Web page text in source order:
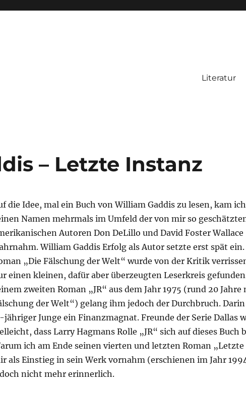
Literatur
– Letzte Instanz
die Idee, mal ein Buch von William Gaddis zu lesen, kam
Namen mehrmals im Umfeld der von mir so
Autoren Don DeLillo und David Foster Wallace
William Gaddis Erfolg als Autor setzte erst spät
„Die Fälschung der Welt“ wurde von der Kritik
einen kleinen, dafür aber überzeugten Leserkreis
zweiten Roman „JR“ aus dem Jahr 1975 (rund 20 Jahre
der Welt“) gelang ihm jedoch der Durchbruch.
jähriger Junge ein Finanzmagnat. Freunde der Serie Dallas
dass Larry Hagmans Rolle „JR“ sich auf dieses Buch
ich am Ende seinen vierten und letzten Roman
als Einstieg in sein Werk vornahm (erschienen im Jahr
nicht mehr erinnerlich.